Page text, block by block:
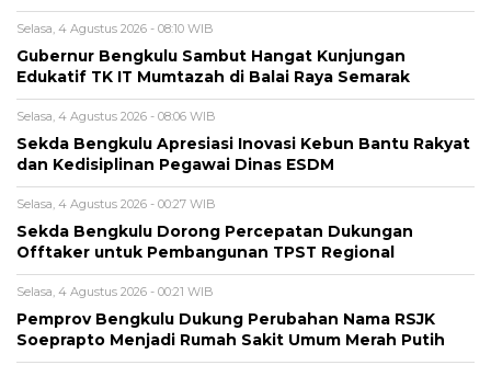
Selasa, 4 Agustus 2026 - 08:10 WIB
Gubernur Bengkulu Sambut Hangat Kunjungan
Edukatif TK IT Mumtazah di Balai Raya Semarak
Selasa, 4 Agustus 2026 - 08:06 WIB
Sekda Bengkulu Apresiasi Inovasi Kebun Bantu Rakyat
dan Kedisiplinan Pegawai Dinas ESDM
Selasa, 4 Agustus 2026 - 00:27 WIB
Sekda Bengkulu Dorong Percepatan Dukungan
Offtaker untuk Pembangunan TPST Regional
Selasa, 4 Agustus 2026 - 00:21 WIB
Pemprov Bengkulu Dukung Perubahan Nama RSJK
Soeprapto Menjadi Rumah Sakit Umum Merah Putih